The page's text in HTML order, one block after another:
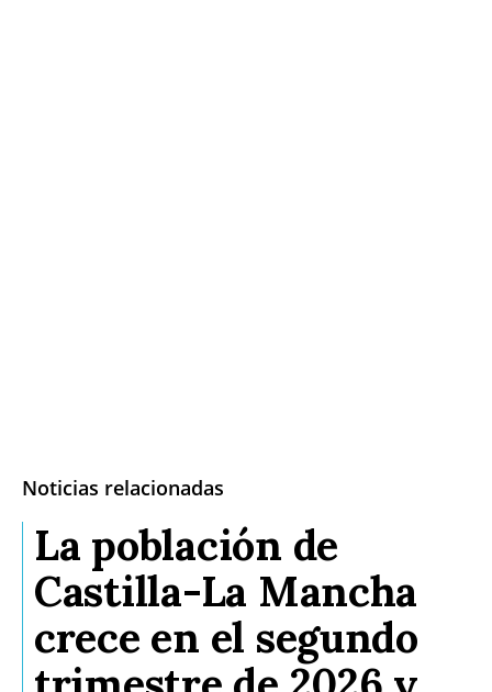
Noticias relacionadas
La población de
Castilla-La Mancha
crece en el segundo